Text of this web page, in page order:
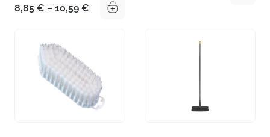
8,85 € – 10,59 € Hinnavahemik: